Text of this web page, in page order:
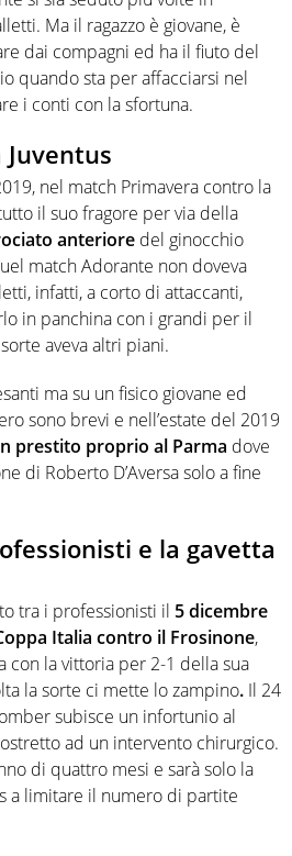
Ma il ragazzo è giovane, è
dai compagni ed ha il fiuto del
quando sta per affacciarsi nel
i conti con la sfortuna.
nel match Primavera contro la
il suo fragore per via della
anteriore del ginocchio
match Adorante non doveva
infatti, a corto di attaccanti,
in panchina con i grandi per il
aveva altri piani.
ma su un fisico giovane ed
sono brevi e nell’estate del 2019
prestito proprio al Parma dove
di Roberto D’Aversa solo a fine
e la gavetta
tra i professionisti il 5 dicembre
Italia contro il Frosinone,
con la vittoria per 2-1 della sua
la sorte ci mette lo zampino. Il 24
subisce un infortunio al
ad un intervento chirurgico.
di quattro mesi e sarà solo la
a limitare il numero di partite